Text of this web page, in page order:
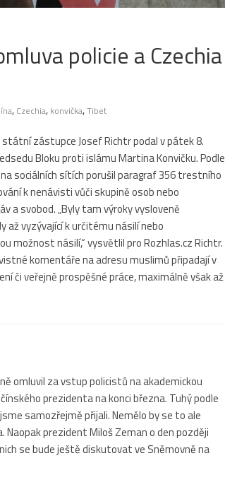
policie a Czechia
, Czechia, konvička,Tibet
státní zástupce Josef Richtr podal v pátek 8.
Bloku proti islámu Martina Konvičku. Podle
sociálních sítích porušil paragraf 356 trestního
k nenávisti vůči skupině osob nebo
a svobod. „Byly tam výroky vysloveně
až vyzývající k určitému násilí nebo
možnost násilí,“ vysvětlil pro Rozhlas.cz Richtr.
komentáře na adresu muslimů připadají v
či veřejně prospěšné práce, maximálně však až
omluvil za vstup policistů na akademickou
prezidenta na konci března. Tuhý podle
samozřejmě přijali. Nemělo by se to ale
Naopak prezident Miloš Zeman o den později
se bude ještě diskutovat ve Sněmovně na